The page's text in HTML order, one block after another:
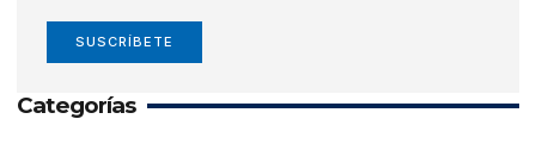
SUSCRÍBETE
Categorías